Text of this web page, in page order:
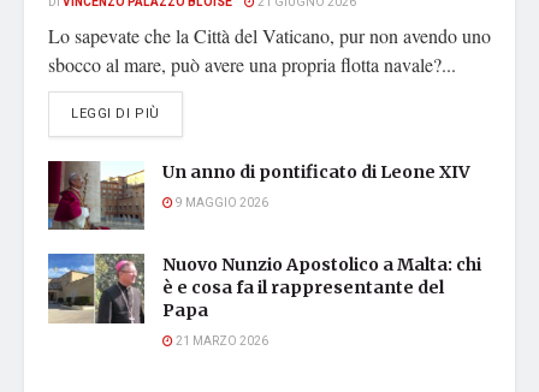
Lo sapevate che la Città del Vaticano, pur non avendo uno
sbocco al mare, può avere una propria flotta navale?...
LEGGI DI PIÙ
Un anno di pontificato di Leone XIV
9 MAGGIO 2026
Nuovo Nunzio Apostolico a Malta: chi
è e cosa fa il rappresentante del
Papa
21 MARZO 2026